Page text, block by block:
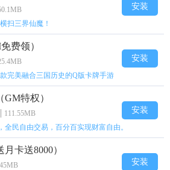
扫三界仙魔！
安装
费领）
款完美融合三国历史的Q版卡牌手游
安装
特权）
111.55MB
全民自由交易，百分百实现财富自由。
安装
卡送8000）
安装